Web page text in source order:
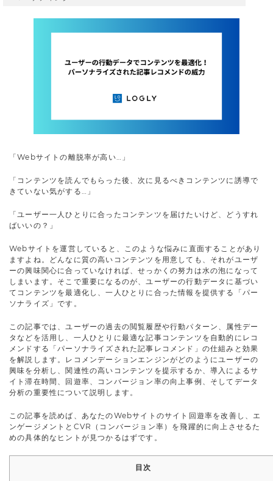
「Webサイトの離脱率が高い…」
「コンテンツを読んでもらった後、次に見るべきコンテンツに誘導で
きていない気がする…」
「ユーザー一人ひとりに合ったコンテンツを届けたいけど、どうすれ
ばいいの？」
Webサイトを運営していると、このような悩みに直面することがあり
ますよね。どんなに質の高いコンテンツを用意しても、それがユーザ
ーの興味関心に合っていなければ、せっかくの努力は水の泡になって
しまいます。そこで重要になるのが、ユーザーの行動データに基づい
てコンテンツを最適化し、一人ひとりに合った情報を提供する「パー
ソナライズ」です。
この記事では、ユーザーの過去の閲覧履歴や行動パターン、属性デー
タなどを活用し、一人ひとりに最適な記事コンテンツを自動的にレコ
メンドする「パーソナライズされた記事レコメンド」の仕組みと効果
を解説します。レコメンデーションエンジンがどのようにユーザーの
興味を分析し、関連性の高いコンテンツを提示するか、導入によるサ
イト滞在時間、回遊率、コンバージョン率の向上事例、そしてデータ
分析の重要性について説明します。
この記事を読めば、あなたのWebサイトのサイト回遊率を改善し、エ
ンゲージメントとCVR（コンバージョン率）を飛躍的に向上させるた
めの具体的なヒントが見つかるはずです。
目次